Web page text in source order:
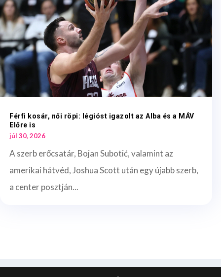
Férfi kosár, női röpi: légióst igazolt az Alba és a MÁV
Előre is
júl 30, 2026
A szerb erőcsatár, Bojan Subotić, valamint az
amerikai hátvéd, Joshua Scott után egy újabb szerb,
a center posztján...